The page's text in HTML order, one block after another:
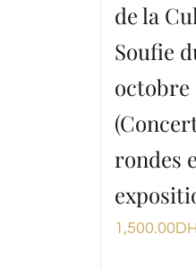
de la
Soufie
octobre
rondes
1,500.00DH